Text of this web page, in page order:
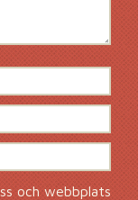
och webbplats